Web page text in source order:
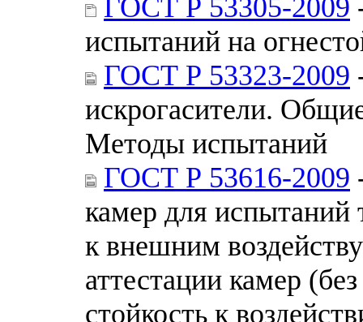
ГОСТ Р 53305-2009
испытаний на
ГОСТ Р 53323-2009
искрогасители.
Методы испытаний
ГОСТ Р 53616-2009
камер для испытаний
к внешним
аттестации камер
стойкость к